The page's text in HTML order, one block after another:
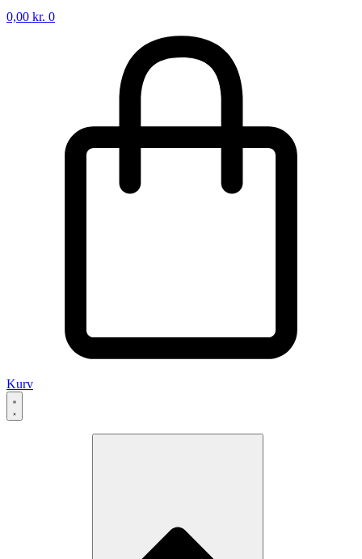
0,00 kr. 0
Kurv